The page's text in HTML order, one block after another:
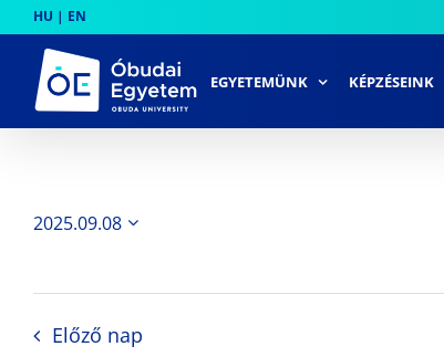
to
content
HU | EN
EGYETEMÜNK KÉPZÉSEINK
2025.09.08
Előző nap